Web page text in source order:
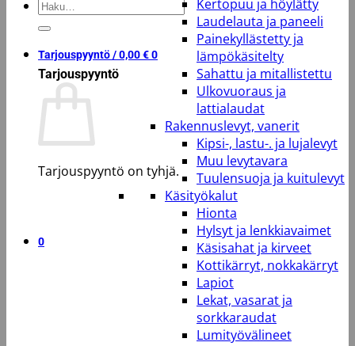
Etsi:
Tarjouspyyntö /0,00€0
Tarjouspyyntö
Tarjouspyyntö on tyhjä.
0
Kertopuu ja höylätty
Laudelauta ja paneeli
Painekyllästetty ja
lämpökäsitelty
Sahattu ja mitallistettu
Ulkovuoraus ja
lattialaudat
Rakennuslevyt, vanerit
Kipsi-, lastu-. ja lujalevyt
Muu levytavara
Tuulensuoja ja kuitulevyt
Käsityökalut
Hionta
Hylsyt ja lenkkiavaimet
Käsisahat ja kirveet
Kottikärryt, nokkakärryt
Lapiot
Lekat, vasarat ja
sorkkaraudat
Lumityövälineet